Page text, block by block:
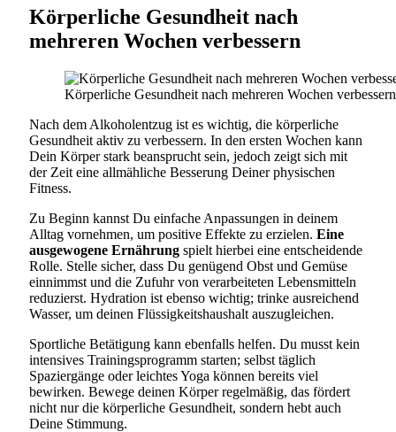
Körperliche Gesundheit nach
mehreren Wochen verbessern
Körperliche Gesundheit nach mehreren Wochen
Nach dem Alkoholentzug ist es wichtig, die körperliche
Gesundheit aktiv zu verbessern. In den ersten Wochen kann
Dein Körper stark beansprucht sein, jedoch zeigt sich mit
der Zeit eine allmähliche Besserung Deiner physischen
Fitness.
Zu Beginn kannst Du einfache Anpassungen in deinem
Alltag vornehmen, um positive Effekte zu erzielen. Eine
ausgewogene Ernährung spielt hierbei eine entscheidende
Rolle. Stelle sicher, dass Du genügend Obst und Gemüse
einnimmst und die Zufuhr von verarbeiteten Lebensmitteln
reduzierst. Hydration ist ebenso wichtig; trinke ausreichend
Wasser, um deinen Flüssigkeitshaushalt auszugleichen.
Sportliche Betätigung kann ebenfalls helfen. Du musst kein
intensives Trainingsprogramm starten; selbst täglich
Spaziergänge oder leichtes Yoga können bereits viel
bewirken. Bewege deinen Körper regelmäßig, das fördert
nicht nur die körperliche Gesundheit, sondern hebt auch
Deine Stimmung.